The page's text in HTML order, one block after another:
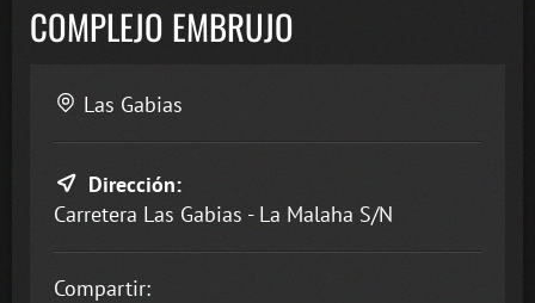
COMPLEJO EMBRUJO
Las Gabias
Dirección:
Carretera Las Gabias - La Malaha S/N
Compartir: